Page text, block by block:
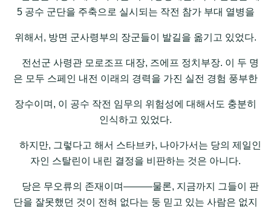
5 공수 군단을 주축으로 실시되는 작전 참가 부대 열병을
위해서, 방면 군사령부의 장군들이 발길을 옮기고 있었다.
전선군 사령관 모로조프 대장, 즈에프 정치부장. 이 두 명
은 모두 스페인 내전 이래의 경력을 가진 실전 경험 풍부한
장수이며, 이 공수 작전 임무의 위험성에 대해서도 충분히
인식하고 있었다.
하지만, 그렇다고 해서 스타브카, 나아가서는 당의 제일인
자인 스탈린이 내린 결정을 비판하는 것은 아니다.
당은 무오류의 존재이며―――물론, 지금까지 그들이 판
단을 잘못했던 것이 전혀 없다는 둥 믿고 있는 사람은 없지